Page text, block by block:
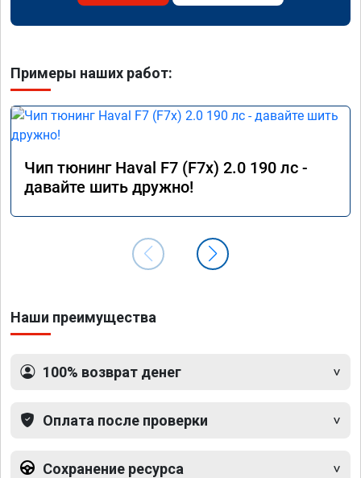
Примеры наших работ:
Чип тюнинг Haval F7 (F7x) 2.0 190 лс -
давайте шить дружно!
Наши преимущества
100% возврат денег
Оплата после проверки
Сохранение ресурса